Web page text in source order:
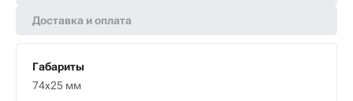
Доставка и оплата
Габариты
74x25 мм